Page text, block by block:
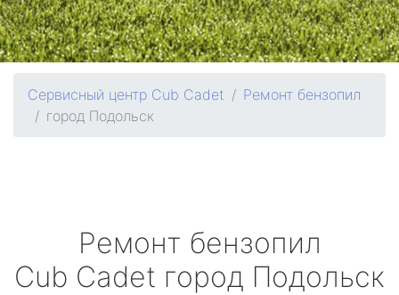
Сервисный центр Cub Cadet
Ремонт бензопил
город Подольск
Ремонт бензопил
Cub Cadet город Подольск